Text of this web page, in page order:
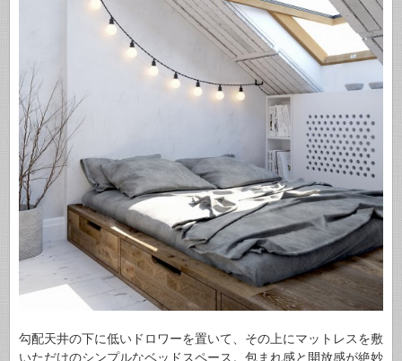
勾配天井の下に低いドロワーを置いて、その上にマットレスを敷
いただけのシンプルなベッドスペース。包まれ感と開放感が絶妙